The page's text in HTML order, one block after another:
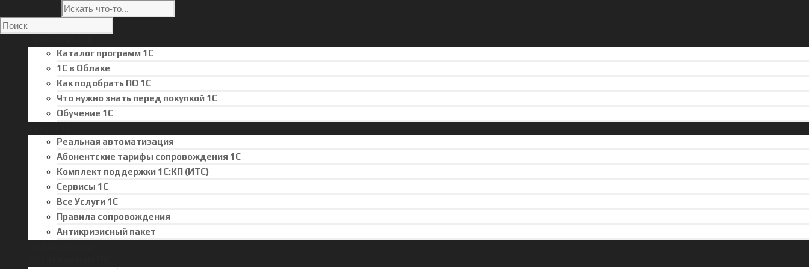
Каталог программ 1С
1С в Облаке
Как подобрать ПО 1С
Что нужно знать перед покупкой 1С
Обучение 1С
Реальная автоматизация
Абонентские тарифы сопровождения 1С
Комплект поддержки 1С:КП (ИТС)
Сервисы 1С
Все Услуги 1С
Правила сопровождения
Антикризисный пакет